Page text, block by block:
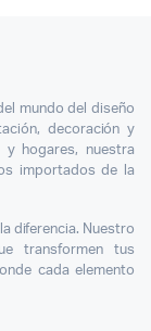
mundo del diseño
decoración y
hogares, nuestra
importados de la
diferencia. Nuestro
transformen tus
cada elemento